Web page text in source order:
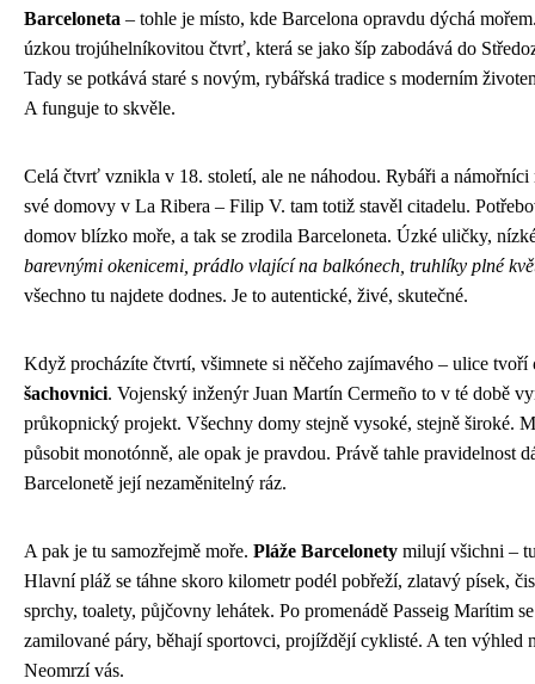
Barceloneta – tohle je místo, kde Barcelona opravdu dýchá
úzkou trojúhelníkovitou čtvrť, která se jako šíp zabodává do
Tady se potkává staré s novým, rybářská tradice s moderním
A funguje to skvěle.
Celá čtvrť vznikla v 18. století, ale ne náhodou. Rybáři a námořníci
své domovy v La Ribera – Filip V. tam totiž stavěl citadelu.
domov blízko moře, a tak se zrodila Barceloneta. Úzké uličky,
barevnými okenicemi, prádlo vlající na balkónech, truhlíky plné
všechno tu najdete dodnes. Je to autentické, živé, skutečné.
Když procházíte čtvrtí, všimnete si něčeho zajímavého – ulice tvoří
šachovnici. Vojenský inženýr Juan Martín Cermeño to v té době
průkopnický projekt. Všechny domy stejně vysoké, stejně široké.
působit monotónně, ale opak je pravdou. Právě tahle pravidelnost
Barcelonetě její nezaměnitelný ráz.
A pak je tu samozřejmě moře. Pláže Barcelonety milují všichni –
Hlavní pláž se táhne skoro kilometr podél pobřeží, zlatavý písek,
sprchy, toalety, půjčovny lehátek. Po promenádě Passeig Marítim
zamilované páry, běhají sportovci, projíždějí cyklisté. A ten výhled
Neomrzí vás.